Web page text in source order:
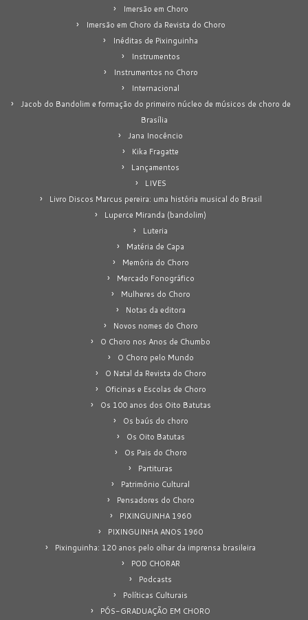
Imersão em Choro
Imersão em Choro da Revista do Choro
Inéditas de Pixinguinha
Instrumentos
Instrumentos no Choro
Internacional
Jacob do Bandolim e formação do primeiro núcleo de músicos de choro de
Brasília
Jana Inocêncio
Kika Fragatte
Lançamentos
LIVES
Livro Discos Marcus pereira: uma história musical do Brasil
Luperce Miranda (bandolim)
Luteria
Matéria de Capa
Memória do Choro
Mercado Fonográfico
Mulheres do Choro
Notas da editora
Novos nomes do Choro
O Choro nos Anos de Chumbo
O Choro pelo Mundo
O Natal da Revista do Choro
Oficinas e Escolas de Choro
Os 100 anos dos Oito Batutas
Os baús do choro
Os Oito Batutas
Os Pais do Choro
Partituras
Patrimônio Cultural
Pensadores do Choro
PIXINGUINHA 1960
PIXINGUINHA ANOS 1960
Pixinguinha: 120 anos pelo olhar da imprensa brasileira
POD CHORAR
Podcasts
Políticas Culturais
PÓS-GRADUAÇÃO EM CHORO